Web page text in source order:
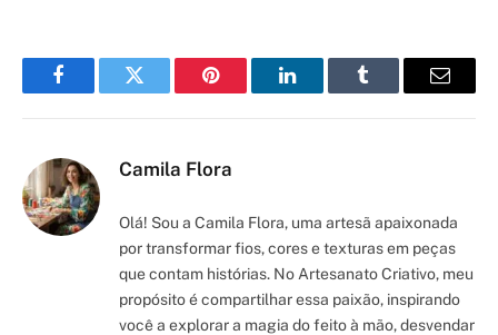
FacebookTwitter Pinterest LinkedInTumblr Email
Camila Flora
Olá! Sou a Camila Flora, uma artesã apaixonada
por transformar fios, cores e texturas em peças
que contam histórias. No Artesanato Criativo, meu
propósito é compartilhar essa paixão, inspirando
você a explorar a magia do feito à mão, desvendar